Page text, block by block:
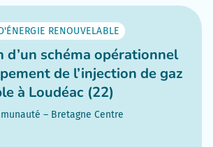
RENOUVELABLE
d’un schéma opérationnel
de l’injection de gaz
à Loudéac (22)
– Bretagne Centre